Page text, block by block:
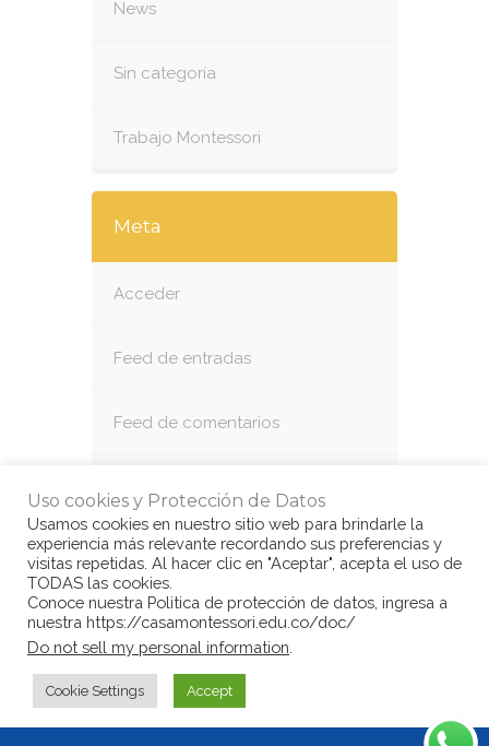
News
Sin categoría
Trabajo Montessori
Meta
Acceder
Feed de entradas
Feed de comentarios
© Copyright Casa Montessori 2017
Uso cookies y Protección de Datos
Usamos cookies en nuestro sitio web para brindarle la
experiencia más relevante recordando sus preferencias y
visitas repetidas. Al hacer clic en "Aceptar", acepta el uso de
TODAS las cookies.
Conoce nuestra Politica de protección de datos, ingresa a
nuestra https://casamontessori.edu.co/doc/
Do not sell my personal information
Cookie Settings Accept